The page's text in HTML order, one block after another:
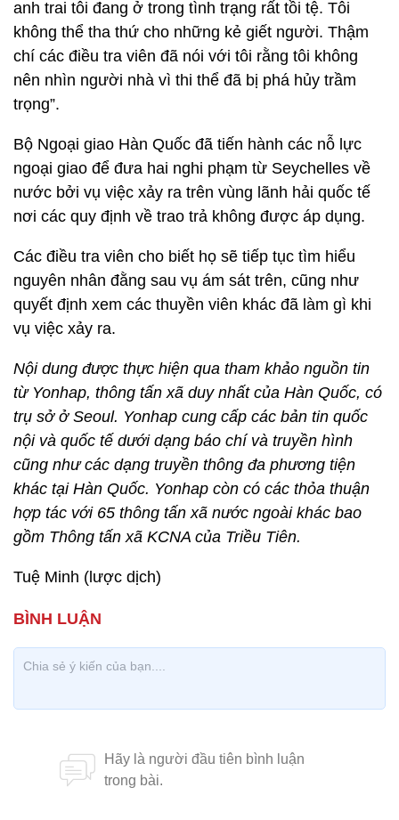
anh trai tôi đang ở trong tình trạng rất tồi tệ. Tôi
không thể tha thứ cho những kẻ giết người. Thậm
chí các điều tra viên đã nói với tôi rằng tôi không
nên nhìn người nhà vì thi thể đã bị phá hủy trầm
trọng”.
Bộ Ngoại giao Hàn Quốc đã tiến hành các nỗ lực
ngoại giao để đưa hai nghi phạm từ Seychelles về
nước bởi vụ việc xảy ra trên vùng lãnh hải quốc tế
nơi các quy định về trao trả không được áp dụng.
Các điều tra viên cho biết họ sẽ tiếp tục tìm hiểu
nguyên nhân đằng sau vụ ám sát trên, cũng như
quyết định xem các thuyền viên khác đã làm gì khi
vụ việc xảy ra.
Nội dung được thực hiện qua tham khảo nguồn tin
từ Yonhap, thông tấn xã duy nhất của Hàn Quốc, có
trụ sở ở Seoul. Yonhap cung cấp các bản tin quốc
nội và quốc tế dưới dạng báo chí và truyền hình
cũng như các dạng truyền thông đa phương tiện
khác tại Hàn Quốc. Yonhap còn có các thỏa thuận
hợp tác với 65 thông tấn xã nước ngoài khác bao
gồm Thông tấn xã KCNA của Triều Tiên.
Tuệ Minh (lược dịch)